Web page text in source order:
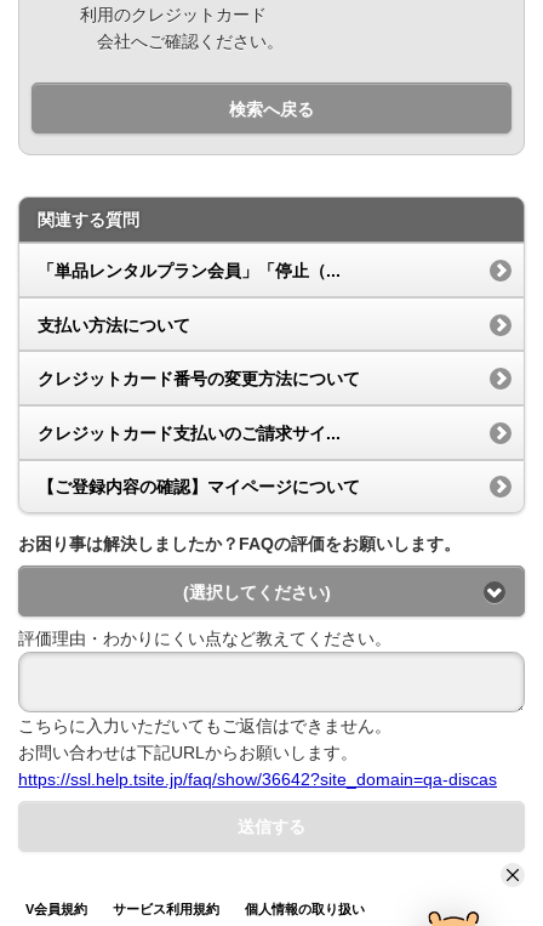
利用のクレジットカード
会社へご確認ください。
検索へ戻る
関連する質問
「単品レンタルプラン会員」「停止（...
支払い方法について
クレジットカード番号の変更方法について
クレジットカード支払いのご請求サイ...
【ご登録内容の確認】マイページについて
お困り事は解決しましたか？FAQの評価をお願いします。
(選択してください)
評価理由・わかりにくい点など教えてください。
こちらに入力いただいてもご返信はできません。
お問い合わせは下記URLからお願いします。
https://ssl.help.tsite.jp/faq/show/36642?site_domain=qa-discas
送信する
V会員規約 サービス利用規約 個人情報の取り扱い